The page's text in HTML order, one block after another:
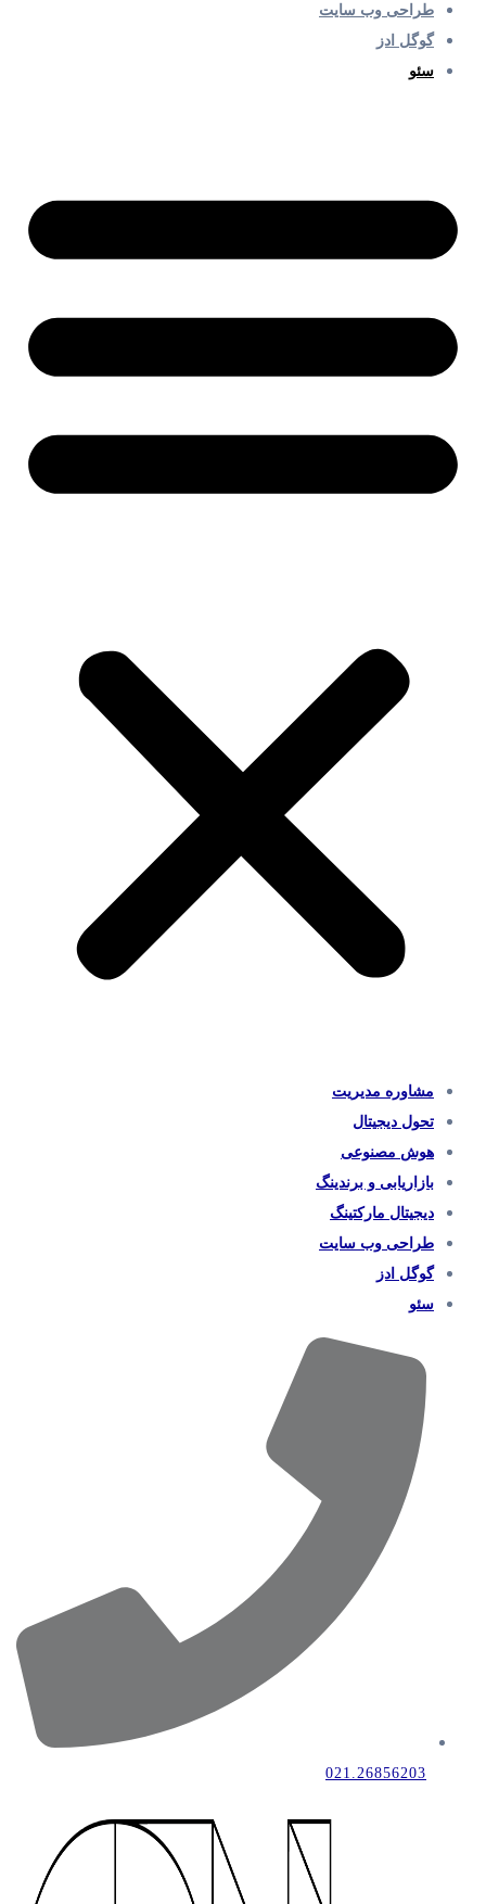
طراحی وب سایت
گوگل ادز
سئو
مشاوره مدیریت
تحول دیجیتال
هوش مصنوعی
بازاریابی و برندینگ
دیجیتال مارکتینگ
طراحی وب سایت
گوگل ادز
سئو
021.26856203